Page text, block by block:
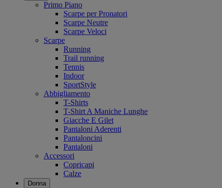
Primo Piano
Scarpe per Pronatori
Scarpe Neutre
Scarpe Veloci
Scarpe
Running
Trail running
Tennis
Indoor
SportStyle
Abbigliamento
T-Shirts
T-Shirt A Maniche Lunghe
Giacche E Gilet
Pantaloni Aderenti
Pantaloncini
Pantaloni
Accessori
Copricapi
Calze
Donna